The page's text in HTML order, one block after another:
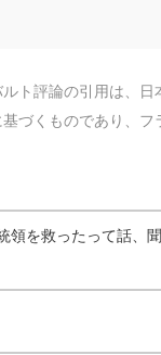
ト評論の引用は、日
づくものであり、フ
領を救ったって話、